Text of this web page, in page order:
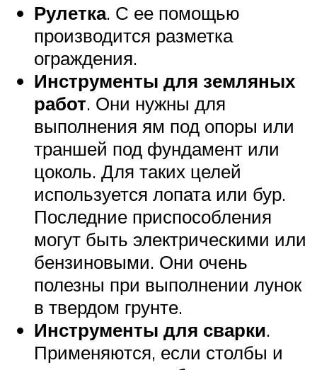
Рулетка. С ее помощью
производится разметка
ограждения.
Инструменты для земляных
работ. Они нужны для
выполнения ям под опоры или
траншей под фундамент или
цоколь. Для таких целей
используется лопата или бур.
Последние приспособления
могут быть электрическими или
бензиновыми. Они очень
полезны при выполнении лунок
в твердом грунте.
Инструменты для сварки.
Применяются, если столбы и